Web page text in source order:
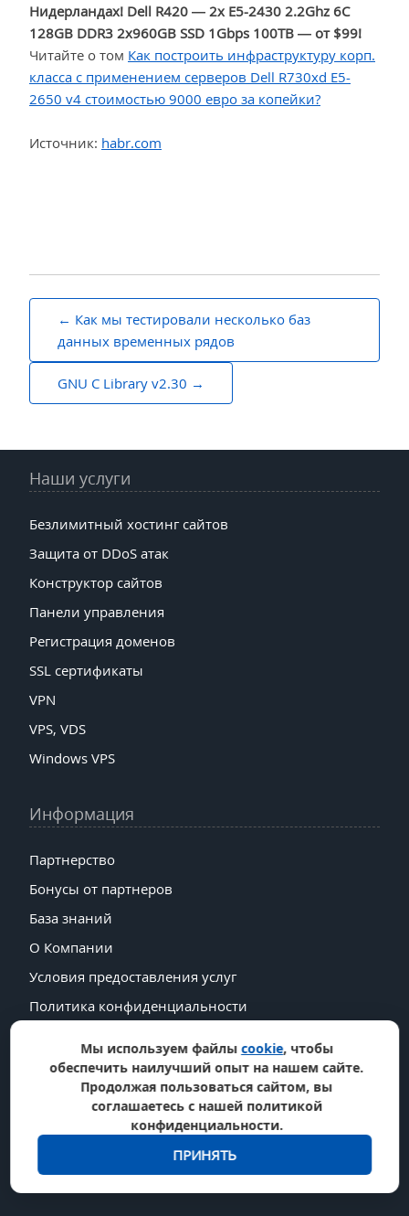
Нидерландах! Dell R420 — 2x E5-2430 2.2Ghz 6C
128GB DDR3 2x960GB SSD 1Gbps 100TB — от $99!
Читайте о том Как построить инфраструктуру корп.
класса c применением серверов Dell R730xd Е5-
2650 v4 стоимостью 9000 евро за копейки?
Источник: habr.com
Навигация
записям
Как мы тестировали несколько баз
данных временных рядов
GNU C Library v2.30
Наши услуги
Безлимитный хостинг сайтов
Защита от DDoS атак
Конструктор сайтов
Панели управления
Регистрация доменов
SSL сертификаты
VPN
VPS, VDS
Windows VPS
Информация
Партнерство
Бонусы от партнеров
База знаний
О Компании
Условия предоставления услуг
Политика конфиденциальности
Дата Центры
Мы используем файлы cookie, чтобы
обеспечить наилучший опыт на нашем сайте.
Продолжая пользоваться сайтом, вы
соглашаетесь с нашей политикой
конфиденциальности.
ПРИНЯТЬ